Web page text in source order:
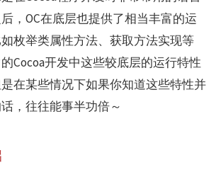
，OC在底层也提供了相当丰富的运
枚举类属性方法、获取方法实现等
Cocoa开发中这些较底层的运行特性
在某些情况下如果你知道这些特性并
，往往能事半功倍～